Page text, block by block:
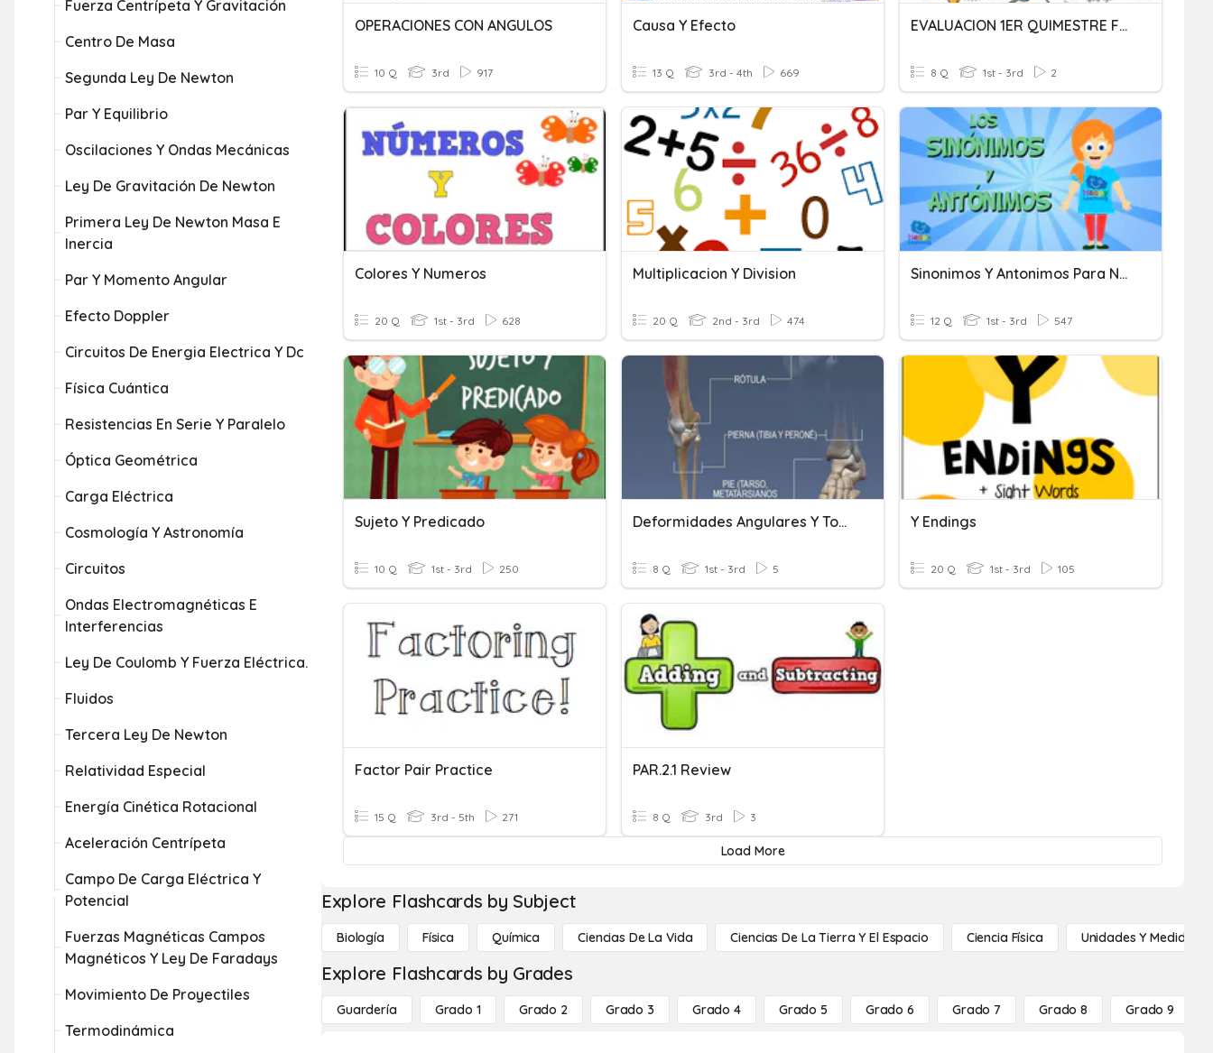
Fuerza Centrípeta Y Gravitación
Centro De Masa
Segunda Ley De Newton
Par Y Equilibrio
Oscilaciones Y Ondas Mecánicas
Ley De Gravitación De Newton
Primera Ley De Newton Masa E
Inercia
Par Y Momento Angular
Efecto Doppler
Circuitos De Energia Electrica Y Dc
Física Cuántica
Resistencias En Serie Y Paralelo
Óptica Geométrica
Carga Eléctrica
Cosmología Y Astronomía
Circuitos
Ondas Electromagnéticas E
Interferencias
Ley De Coulomb Y Fuerza Eléctrica.
Fluidos
Tercera Ley De Newton
Relatividad Especial
Energía Cinética Rotacional
Aceleración Centrípeta
Campo De Carga Eléctrica Y
Potencial
Fuerzas Magnéticas Campos
Magnéticos Y Ley De Faradays
Movimiento De Proyectiles
Termodinámica
OPERACIONES CON ANGULOS
10 Q 3rd 917
Causa Y Efecto
13 Q 3rd - 4th 669
EVALUACION 1ER QUIMESTRE FISICA 2DO BGU
8 Q 1st - 3rd 2
Colores Y Numeros
20 Q 1st - 3rd 628
Multiplicacion Y Division
20 Q 2nd - 3rd 474
Sinonimos Y Antonimos Para Niños Pequeños
12 Q 1st - 3rd 547
Sujeto Y Predicado
10 Q 1st - 3rd 250
Deformidades Angulares Y Torsionales
8 Q 1st - 3rd 5
Y Endings
20 Q 1st - 3rd 105
Factor Pair Practice
15 Q 3rd - 5th 271
PAR.2.1 Review
8 Q 3rd 3
Load More
Explore Flashcards by Subject
Biología Física Química Ciencias De La Vida Ciencias De La Tierra Y El Espacio Ciencia Física Unidades Y Medidas
Explore Flashcards by Grades
Guardería Grado 1 Grado 2 Grado 3 Grado 4 Grado 5 Grado 6 Grado 7 Grado 8 Grado 9